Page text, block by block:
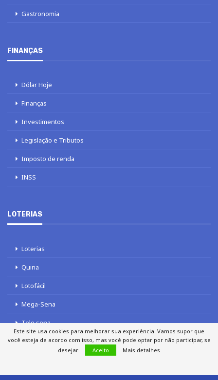
Gastronomia
FINANÇAS
Dólar Hoje
Finanças
Investimentos
Legislação e Tributos
Imposto de renda
INSS
LOTERIAS
Loterias
Quina
Lotofácil
Mega-Sena
Tele sena
Este site usa cookies para melhorar sua experiência. Vamos supor que
você esteja de acordo com isso, mas você pode optar por não participar, se
desejar.
Aceito Mais detalhes